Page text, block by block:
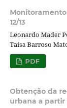
12/13
Leonardo Mader
Taísa Barroso
PDF
Obtenção da
urbana a partir